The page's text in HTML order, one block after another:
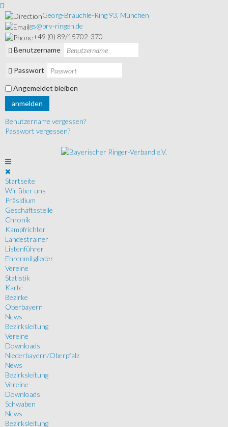
Georg-Brauchle-Ring 93, München
gs@brv-ringen.de
+49 (0) 89/15702-370
Benutzername
Passwort
Angemeldet bleiben
anmelden
Benutzername vergessen?
Passwort vergessen?
Startseite
Wir über uns
Präsidium
Geschäftsstelle
Chronik
Kampfrichter
Landestrainer
Listenführer
Ehrenmitglieder
Vereine
Statistik
Karte
Bezirke
Oberbayern
News
Bezirksleitung
Vereine
Downloads
Niederbayern/Oberpfalz
News
Bezirksleitung
Vereine
Downloads
Schwaben
News
Bezirksleitung